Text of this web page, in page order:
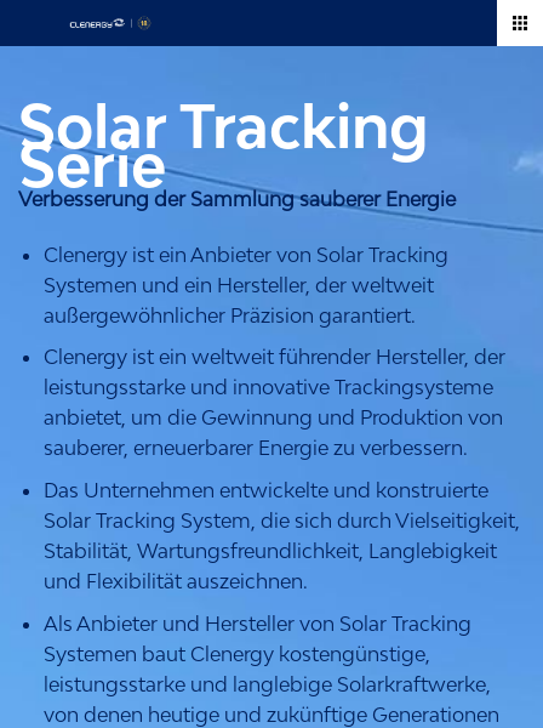
Inhalt
Solar Tracking
Serie
Verbesserung der Sammlung sauberer Energie
Clenergy ist ein Anbieter von Solar Tracking
Systemen und ein Hersteller, der weltweit
außergewöhnlicher Präzision garantiert.
Clenergy ist ein weltweit führender Hersteller, der
leistungsstarke und innovative Trackingsysteme
anbietet, um die Gewinnung und Produktion von
sauberer, erneuerbarer Energie zu verbessern.
Das Unternehmen entwickelte und konstruierte
Solar Tracking System, die sich durch Vielseitigkeit,
Stabilität, Wartungsfreundlichkeit, Langlebigkeit
und Flexibilität auszeichnen.
Als Anbieter und Hersteller von Solar Tracking
Systemen baut Clenergy kostengünstige,
leistungsstarke und langlebige Solarkraftwerke,
von denen heutige und zukünftige Generationen